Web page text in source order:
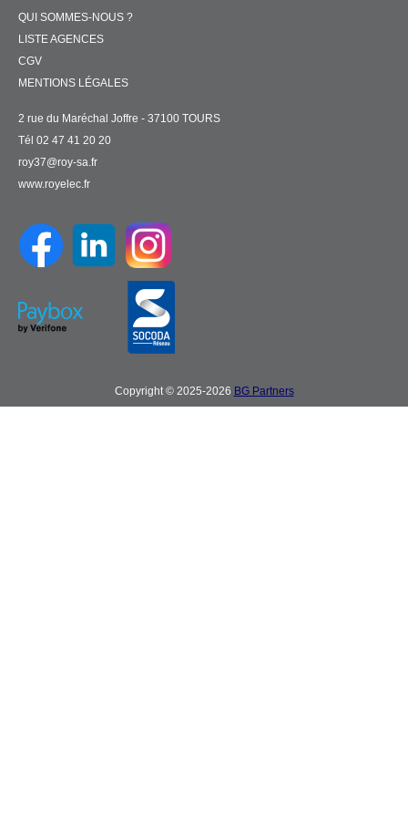
QUI SOMMES-NOUS ?
LISTE AGENCES
CGV
MENTIONS LÉGALES
2 rue du Maréchal Joffre - 37100 TOURS
Tél 02 47 41 20 20
roy37@roy-sa.fr
www.royelec.fr
Copyright © 2025-2026 BG Partners